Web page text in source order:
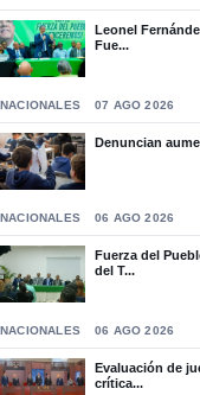
Leonel
Fue...
NACIONALES 07 AGO 2026
Denuncian
NACIONALES 06 AGO 2026
Fuerza del
del T...
NACIONALES 06 AGO 2026
Evaluación de
crítica...